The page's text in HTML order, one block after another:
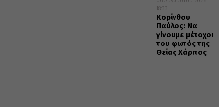
18:33
Κορίνθου
Παύλος: Να
γίνουμε μέτοχοι
του φωτός της
Θείας Χάριτος